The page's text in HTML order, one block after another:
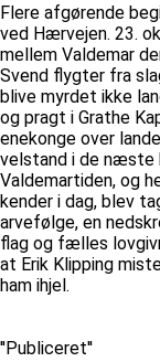
Flere afgørende
ved Hærvejen. 23.
mellem Valdemar
Svend flygter fra
blive myrdet ikke
og pragt i Grathe
enekonge over
velstand i de næste
Valdemartiden, og
kender i dag, blev
arvefølge, en
flag og fælles
at Erik Klipping
ham ihjel.
''Publiceret''